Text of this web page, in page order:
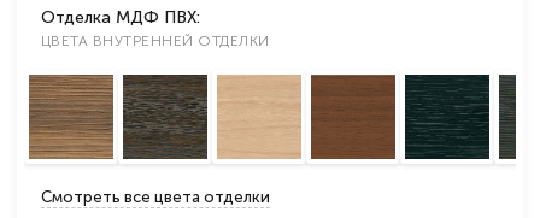
Отделка МДФ ПВХ:
ЦВЕТА ВНУТРЕННЕЙ ОТДЕЛКИ
Смотреть все цвета отделки